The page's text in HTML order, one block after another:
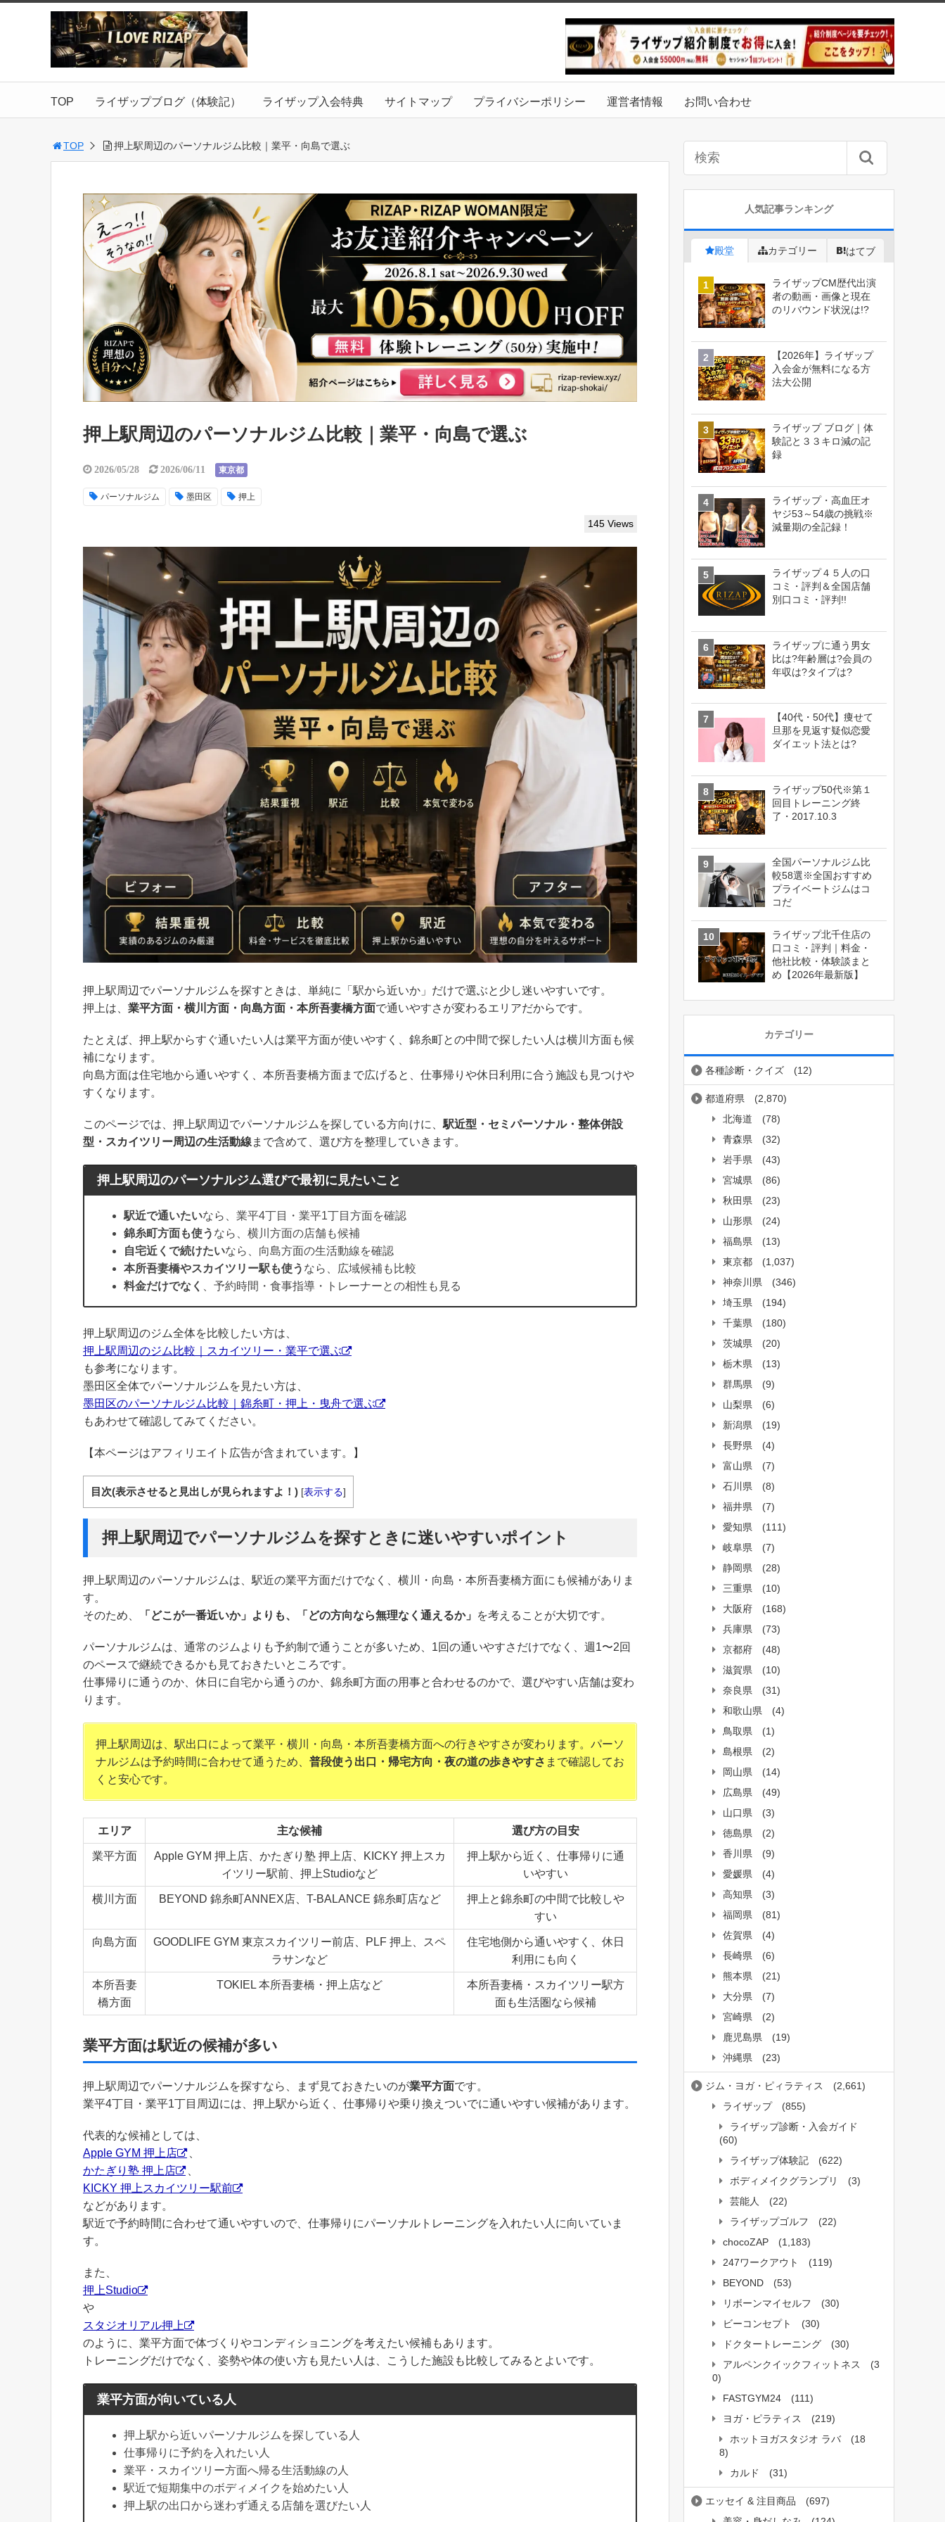
TOP ライザップブログ（体験記） ライザップ入会特典 サイトマップ プライバシーポリシー 運営者情報 お問い合わせ
TOP 押上駅周辺のパーソナルジム比較｜業平・向島で選ぶ
押上駅周辺のパーソナルジム比較｜業平・向島で選ぶ
2026/05/28 2026/06/11 東京都
パーソナルジム 墨田区 押上
145 Views
押上駅周辺でパーソナルジムを探すときは、単純に「駅から近いか」だけで選ぶと少し迷いやすいです。
押上は、 業平方面・横川方面・向島方面・本所吾妻橋方面で通いやすさが変わるエリアだからです。
たとえば、押上駅からすぐ通いたい人は業平方面が使いやすく、錦糸町との中間で探したい人は横川方面も候
補になります。
向島方面は住宅地から通いやすく、本所吾妻橋方面まで広げると、仕事帰りや休日利用に合う施設も見つけや
すくなります。
このページでは、押上駅周辺でパーソナルジムを探している方向けに、 駅近型・セミパーソナル・整体併設
型・スカイツリー周辺の生活動線まで含めて、選び方を整理していきます。
押上駅周辺のパーソナルジム選びで最初に見たいこと
駅近で通いたいなら、業平4丁目・業平1丁目方面を確認
錦糸町方面も使う なら、横川方面の店舗も候補
自宅近くで続けたいなら、向島方面の生活動線を確認
本所吾妻橋やスカイツリー駅も使う なら、広域候補も比較
料金だけでなく
、予約時間・食事指導・トレーナーとの相性も見る
押上駅周辺のジム全体を比較したい方は、
押上駅周辺のジム比較｜スカイツリー・業平で選ぶ
も参考になります。
墨田区全体でパーソナルジムを見たい方は、
墨田区のパーソナルジム比較｜錦糸町・押上・曳舟で選ぶ
もあわせて確認してみてください。
【本ページはアフィリエイト広告が含まれています。】
目次(表示させると見出しが見られますよ！) [表示する]
押上駅周辺でパーソナルジムを探すときに迷いやすいポイント
押上駅周辺のパーソナルジムは、駅近の業平方面だけでなく、横川・向島・本所吾妻橋方面にも候補がありま
す。
そのため、
「どこが一番近いか」よりも、「どの方向なら無理なく通えるか」 を考えることが大切です。
パーソナルジムは、通常のジムよりも予約制で通うことが多いため、1回の通いやすさだけでなく、週1〜2回
のペースで継続できるかも見ておきたいところです。
仕事帰りに通うのか、休日に自宅から通うのか、錦糸町方面の用事と合わせるのかで、選びやすい店舗は変わ
ります。
押上駅周辺は、駅出口によって業平・横川・向島・本所吾妻橋方面への行きやすさが変わります。パーソ
ナルジムは予約時間に合わせて通うため、 普段使う出口・帰宅方向・夜の道の歩きやすさ まで確認してお
くと安心です。
エリア 主な候補 選び方の目安
業平方面
Apple GYM 押上店、かたぎり塾 押上店、KICKY 押上スカ
イツリー駅前、押上Studioなど
押上駅から近く、仕事帰りに通
いやすい
横川方面 BEYOND 錦糸町ANNEX店、T-BALANCE 錦糸町店など
押上と錦糸町の中間で比較しや
すい
向島方面
GOODLIFE GYM 東京スカイツリー前店、PLF 押上、スペ
ラサンなど
住宅地側から通いやすく、休日
利用にも向く
本所吾妻
橋方面
TOKIEL 本所吾妻橋・押上店など
本所吾妻橋・スカイツリー駅方
面も生活圏なら候補
業平方面は駅近の候補が多い
押上駅周辺でパーソナルジムを探すなら、まず見ておきたいのが業平方面です。
業平4丁目・業平1丁目周辺には、押上駅から近く、仕事帰りや乗り換えついでに通いやすい候補があります。
代表的な候補としては、
Apple GYM 押上店
かたぎり塾 押上店
KICKY 押上スカイツリー駅前
などがあります。
駅近で予約時間に合わせて通いやすいので、仕事帰りにパーソナルトレーニングを入れたい人に向いていま
す。
また、
押上Studio
や
スタジオリアル押上
のように、業平方面で体づくりやコンディショニングを考えたい候補もあります。
トレーニングだけでなく、姿勢や体の使い方も見たい人は、こうした施設も比較してみるとよいです。
業平方面が向いている人
押上駅から近いパーソナルジムを探している人
仕事帰りに予約を入れたい人
業平・スカイツリー方面へ帰る生活動線の人
駅近で短期集中のボディメイクを始めたい人
押上駅の出口から迷わず通える店舗を選びたい人
人気記事ランキング
殿堂 カテゴリー はてブ
ライザップCM歴代出演
者の動画・画像と現在
のリバウンド状況は!?
【2026年】ライザップ
入会金が無料になる方
法大公開
ライザップ ブログ｜体
験記と３３キロ減の記
録
ライザップ・高血圧オ
ヤジ53～54歳の挑戦※
減量期の全記録！
ライザップ４５人の口
コミ・評判＆全国店舗
別口コミ・評判!!
ライザップに通う男女
比は?年齢層は?会員の
年収は?タイプは?
【40代・50代】痩せて
旦那を見返す疑似恋愛
ダイエット法とは?
ライザップ50代※第１
回目トレーニング終
了・2017.10.3
全国パーソナルジム比
較58選※全国おすすめ
プライベートジムはコ
コだ
ライザップ北千住店の
口コミ・評判｜料金・
他社比較・体験談まと
め【2026年最新版】
カテゴリー
各種診断・クイズ (12)
都道府県
(2,870)
北海道
(78)
青森県
(32)
岩手県
(43)
宮城県
(86)
秋田県
(23)
山形県
(24)
福島県
(13)
東京都
(1,037)
神奈川県
(346)
埼玉県
(194)
千葉県
(180)
茨城県
(20)
栃木県
(13)
群馬県
(9)
山梨県
(6)
新潟県
(19)
長野県
(4)
富山県
(7)
石川県
(8)
福井県
(7)
愛知県
(111)
岐阜県
(7)
静岡県
(28)
三重県
(10)
大阪府
(168)
兵庫県
(73)
京都府
(48)
滋賀県
(10)
奈良県
(31)
和歌山県
(4)
鳥取県
(1)
島根県
(2)
岡山県
(14)
広島県
(49)
山口県
(3)
徳島県
(2)
香川県
(9)
愛媛県
(4)
高知県
(3)
福岡県
(81)
佐賀県
(4)
長崎県
(6)
熊本県
(21)
大分県
(7)
宮崎県
(2)
鹿児島県
(19)
沖縄県
(23)
ジム・ヨガ・ピィラティス
(2,661)
ライザップ
(855)
ライザップ診断・入会ガイド
(60)
ライザップ体験記
(622)
ボディメイクグランプリ
(3)
芸能人
(22)
ライザップゴルフ
(22)
chocoZAP
(1,183)
247ワークアウト
(119)
BEYOND
(53)
リボーンマイセルフ
(30)
ビーコンセプト
(30)
ドクタートレーニング
(30)
アルペンクイックフィットネス
(3
0)
FASTGYM24
(111)
ヨガ・ピラティス
(219)
ホットヨガスタジオ ラバ
(18
8)
カルド
(31)
エッセイ & 注目商品
(697)